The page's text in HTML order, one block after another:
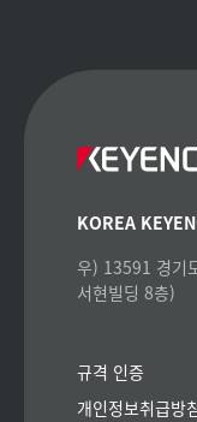
KOREA
우) 13591 경기
서현빌딩 8층)
규격 인증
개인정보취급방